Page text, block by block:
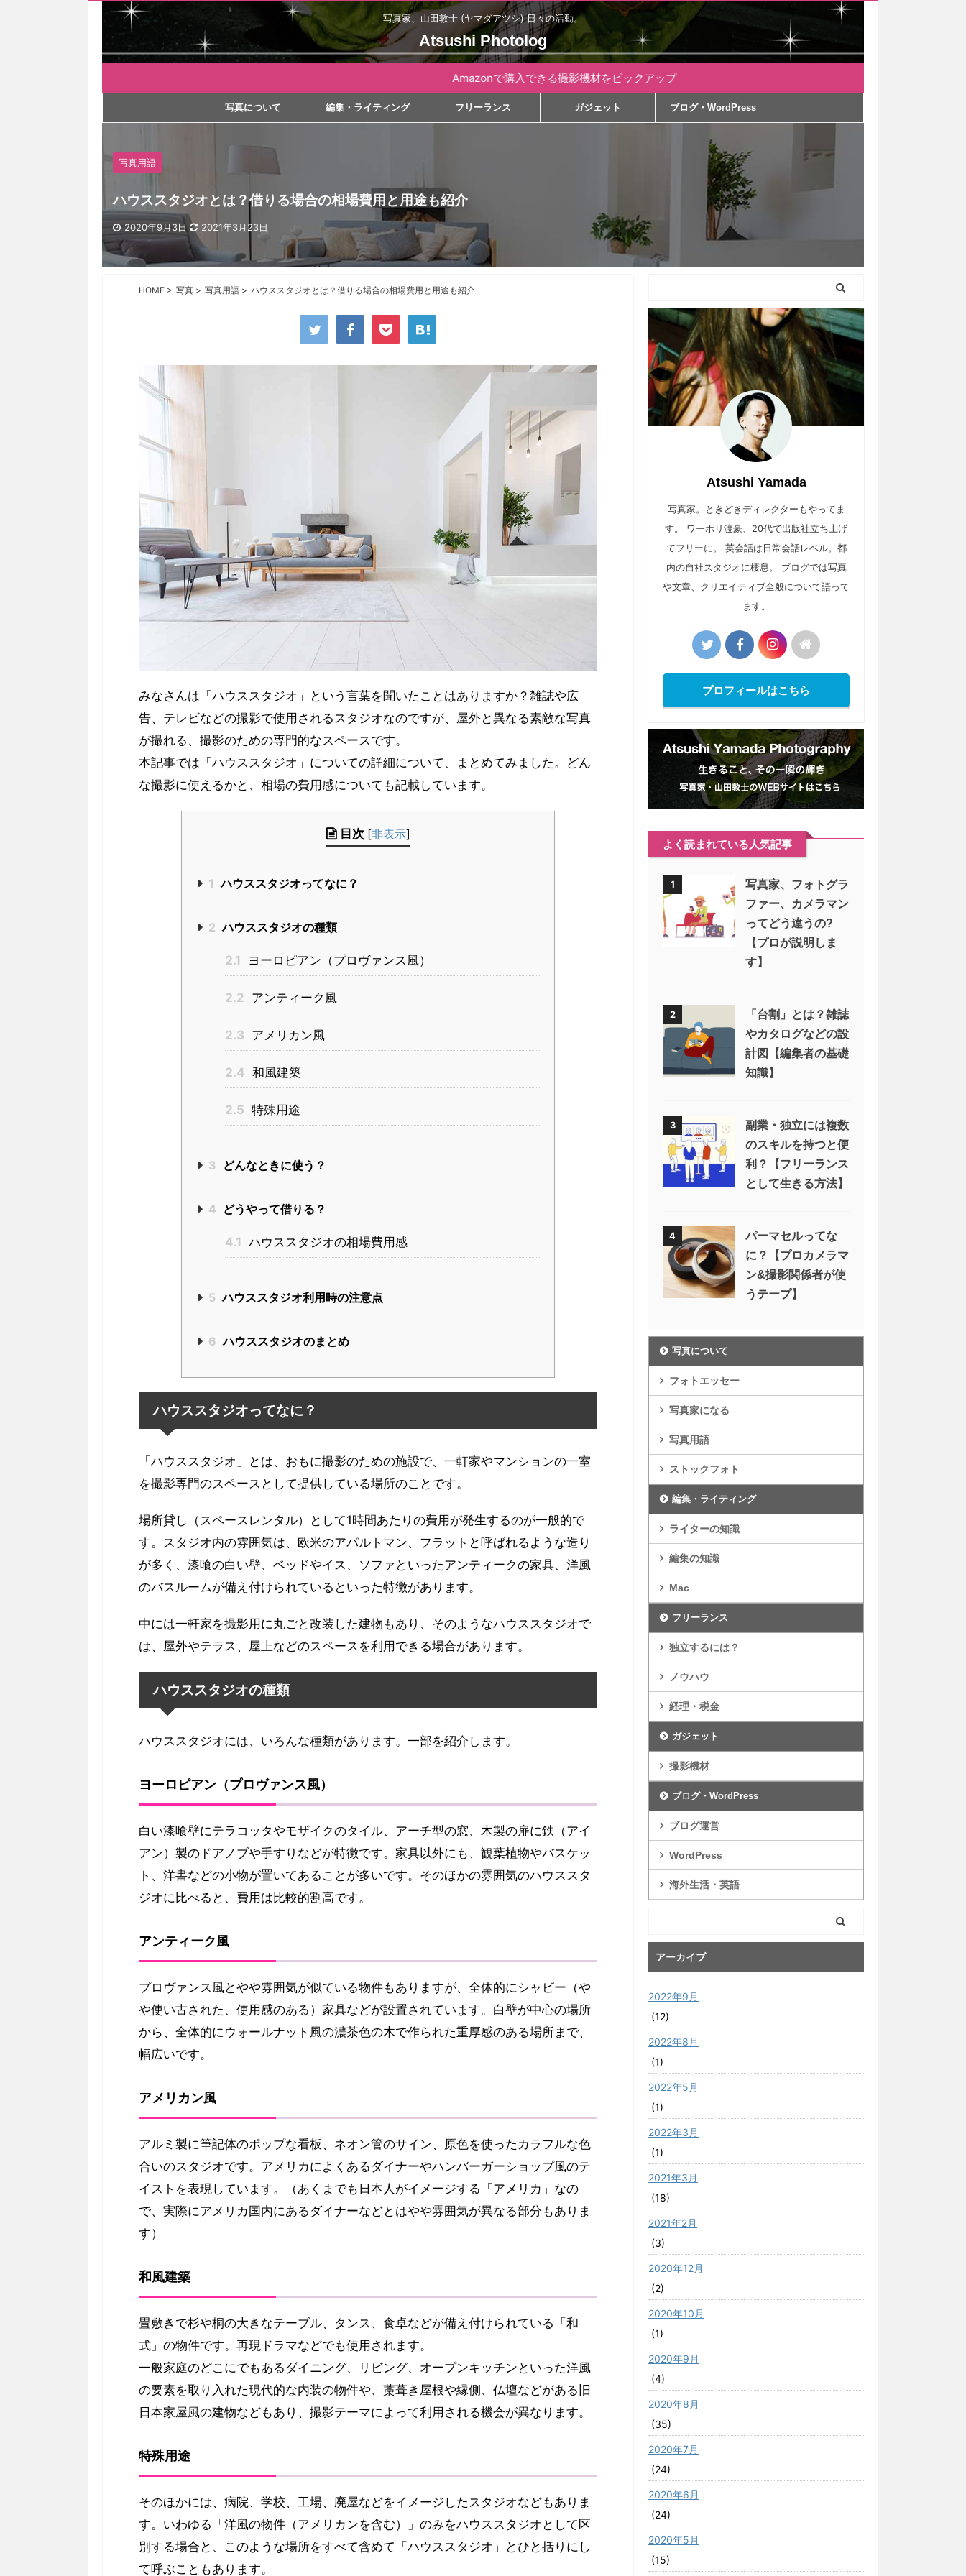
写真家、山田敦士 (ヤマダアツシ) 日々の活動。
Atsushi Photolog
Amazonで購入できる撮影機材をピックアップ
写真について 編集・ライティング フリーランス ガジェット ブログ・WordPress
写真用語
ハウススタジオとは？借りる場合の相場費用と用途も紹介
2020年9月3日 2021年3月23日
HOME > 写真 > 写真用語 > ハウススタジオとは？借りる場合の相場費用と用途も紹介
みなさんは「ハウススタジオ」という言葉を聞いたことはありますか？雑誌や広
告、テレビなどの撮影で使用されるスタジオなのですが、屋外と異なる素敵な写真
が撮れる、撮影のための専門的なスペースです。
本記事では「ハウススタジオ」についての詳細について、まとめてみました。どん
な撮影に使えるかと、相場の費用感についても記載しています。
目次 [非表示]
1 ハウススタジオってなに？
2 ハウススタジオの種類
2.1 ヨーロピアン（プロヴァンス風）
2.2 アンティーク風
2.3 アメリカン風
2.4 和風建築
2.5 特殊用途
3 どんなときに使う？
4 どうやって借りる？
4.1 ハウススタジオの相場費用感
5 ハウススタジオ利用時の注意点
6 ハウススタジオのまとめ
ハウススタジオってなに？
「ハウススタジオ」とは、おもに撮影のための施設で、一軒家やマンションの一室
を撮影専門のスペースとして提供している場所のことです。
場所貸し（スペースレンタル）として1時間あたりの費用が発生するのが一般的で
す。スタジオ内の雰囲気は、欧米のアパルトマン、フラットと呼ばれるような造り
が多く、漆喰の白い壁、ベッドやイス、ソファといったアンティークの家具、洋風
のバスルームが備え付けられているといった特徴があります。
中には一軒家を撮影用に丸ごと改装した建物もあり、そのようなハウススタジオで
は、屋外やテラス、屋上などのスペースを利用できる場合があります。
ハウススタジオの種類
ハウススタジオには、いろんな種類があります。一部を紹介します。
ヨーロピアン（プロヴァンス風）
白い漆喰壁にテラコッタやモザイクのタイル、アーチ型の窓、木製の扉に鉄（アイ
アン）製のドアノブや手すりなどが特徴です。家具以外にも、観葉植物やバスケッ
ト、洋書などの小物が置いてあることが多いです。そのほかの雰囲気のハウススタ
ジオに比べると、費用は比較的割高です。
アンティーク風
プロヴァンス風とやや雰囲気が似ている物件もありますが、全体的にシャビー（や
や使い古された、使用感のある）家具などが設置されています。白壁が中心の場所
から、全体的にウォールナット風の濃茶色の木で作られた重厚感のある場所まで、
幅広いです。
アメリカン風
アルミ製に筆記体のポップな看板、ネオン管のサイン、原色を使ったカラフルな色
合いのスタジオです。アメリカによくあるダイナーやハンバーガーショップ風のテ
イストを表現しています。（あくまでも日本人がイメージする「アメリカ」なの
で、実際にアメリカ国内にあるダイナーなどとはやや雰囲気が異なる部分もありま
す）
和風建築
畳敷きで杉や桐の大きなテーブル、タンス、食卓などが備え付けられている「和
式」の物件です。再現ドラマなどでも使用されます。
一般家庭のどこにでもあるダイニング、リビング、オープンキッチンといった洋風
の要素を取り入れた現代的な内装の物件や、藁葺き屋根や縁側、仏壇などがある旧
日本家屋風の建物などもあり、撮影テーマによって利用される機会が異なります。
特殊用途
そのほかには、病院、学校、工場、廃屋などをイメージしたスタジオなどもありま
す。いわゆる「洋風の物件（アメリカンを含む）」のみをハウススタジオとして区
別する場合と、このような場所をすべて含めて「ハウススタジオ」とひと括りにし
て呼ぶこともあります。
Atsushi Yamada
写真家。ときどきディレクターもやってま
す。 ワーホリ渡豪、20代で出版社立ち上げ
てフリーに。 英会話は日常会話レベル。都
内の自社スタジオに棲息。 ブログでは写真
や文章、クリエイティブ全般について語って
ます。
プロフィールはこちら
よく読まれている人気記事
1
写真家、フォトグラ
ファー、カメラマン
ってどう違うの?
【プロが説明しま
す】
2
「台割」とは？雑誌
やカタログなどの設
計図【編集者の基礎
知識】
3
副業・独立には複数
のスキルを持つと便
利？【フリーランス
として生きる方法】
4
パーマセルってな
に？【プロカメラマ
ン&撮影関係者が使
うテープ】
写真について
フォトエッセー
写真家になる
写真用語
ストックフォト
編集・ライティング
ライターの知識
編集の知識
Mac
フリーランス
独立するには？
ノウハウ
経理・税金
ガジェット
撮影機材
ブログ・WordPress
ブログ運営
WordPress
海外生活・英語
アーカイブ
2022年9月
(12)
2022年8月
(1)
2022年5月
(1)
2022年3月
(1)
2021年3月
(18)
2021年2月
(3)
2020年12月
(2)
2020年10月
(1)
2020年9月
(4)
2020年8月
(35)
2020年7月
(24)
2020年6月
(24)
2020年5月
(15)